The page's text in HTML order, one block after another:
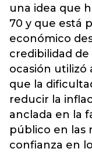
una idea que
70 y que está
económico
credibilidad de
ocasión utilizó
que la
reducir la
anclada en la
público en las
confianza en